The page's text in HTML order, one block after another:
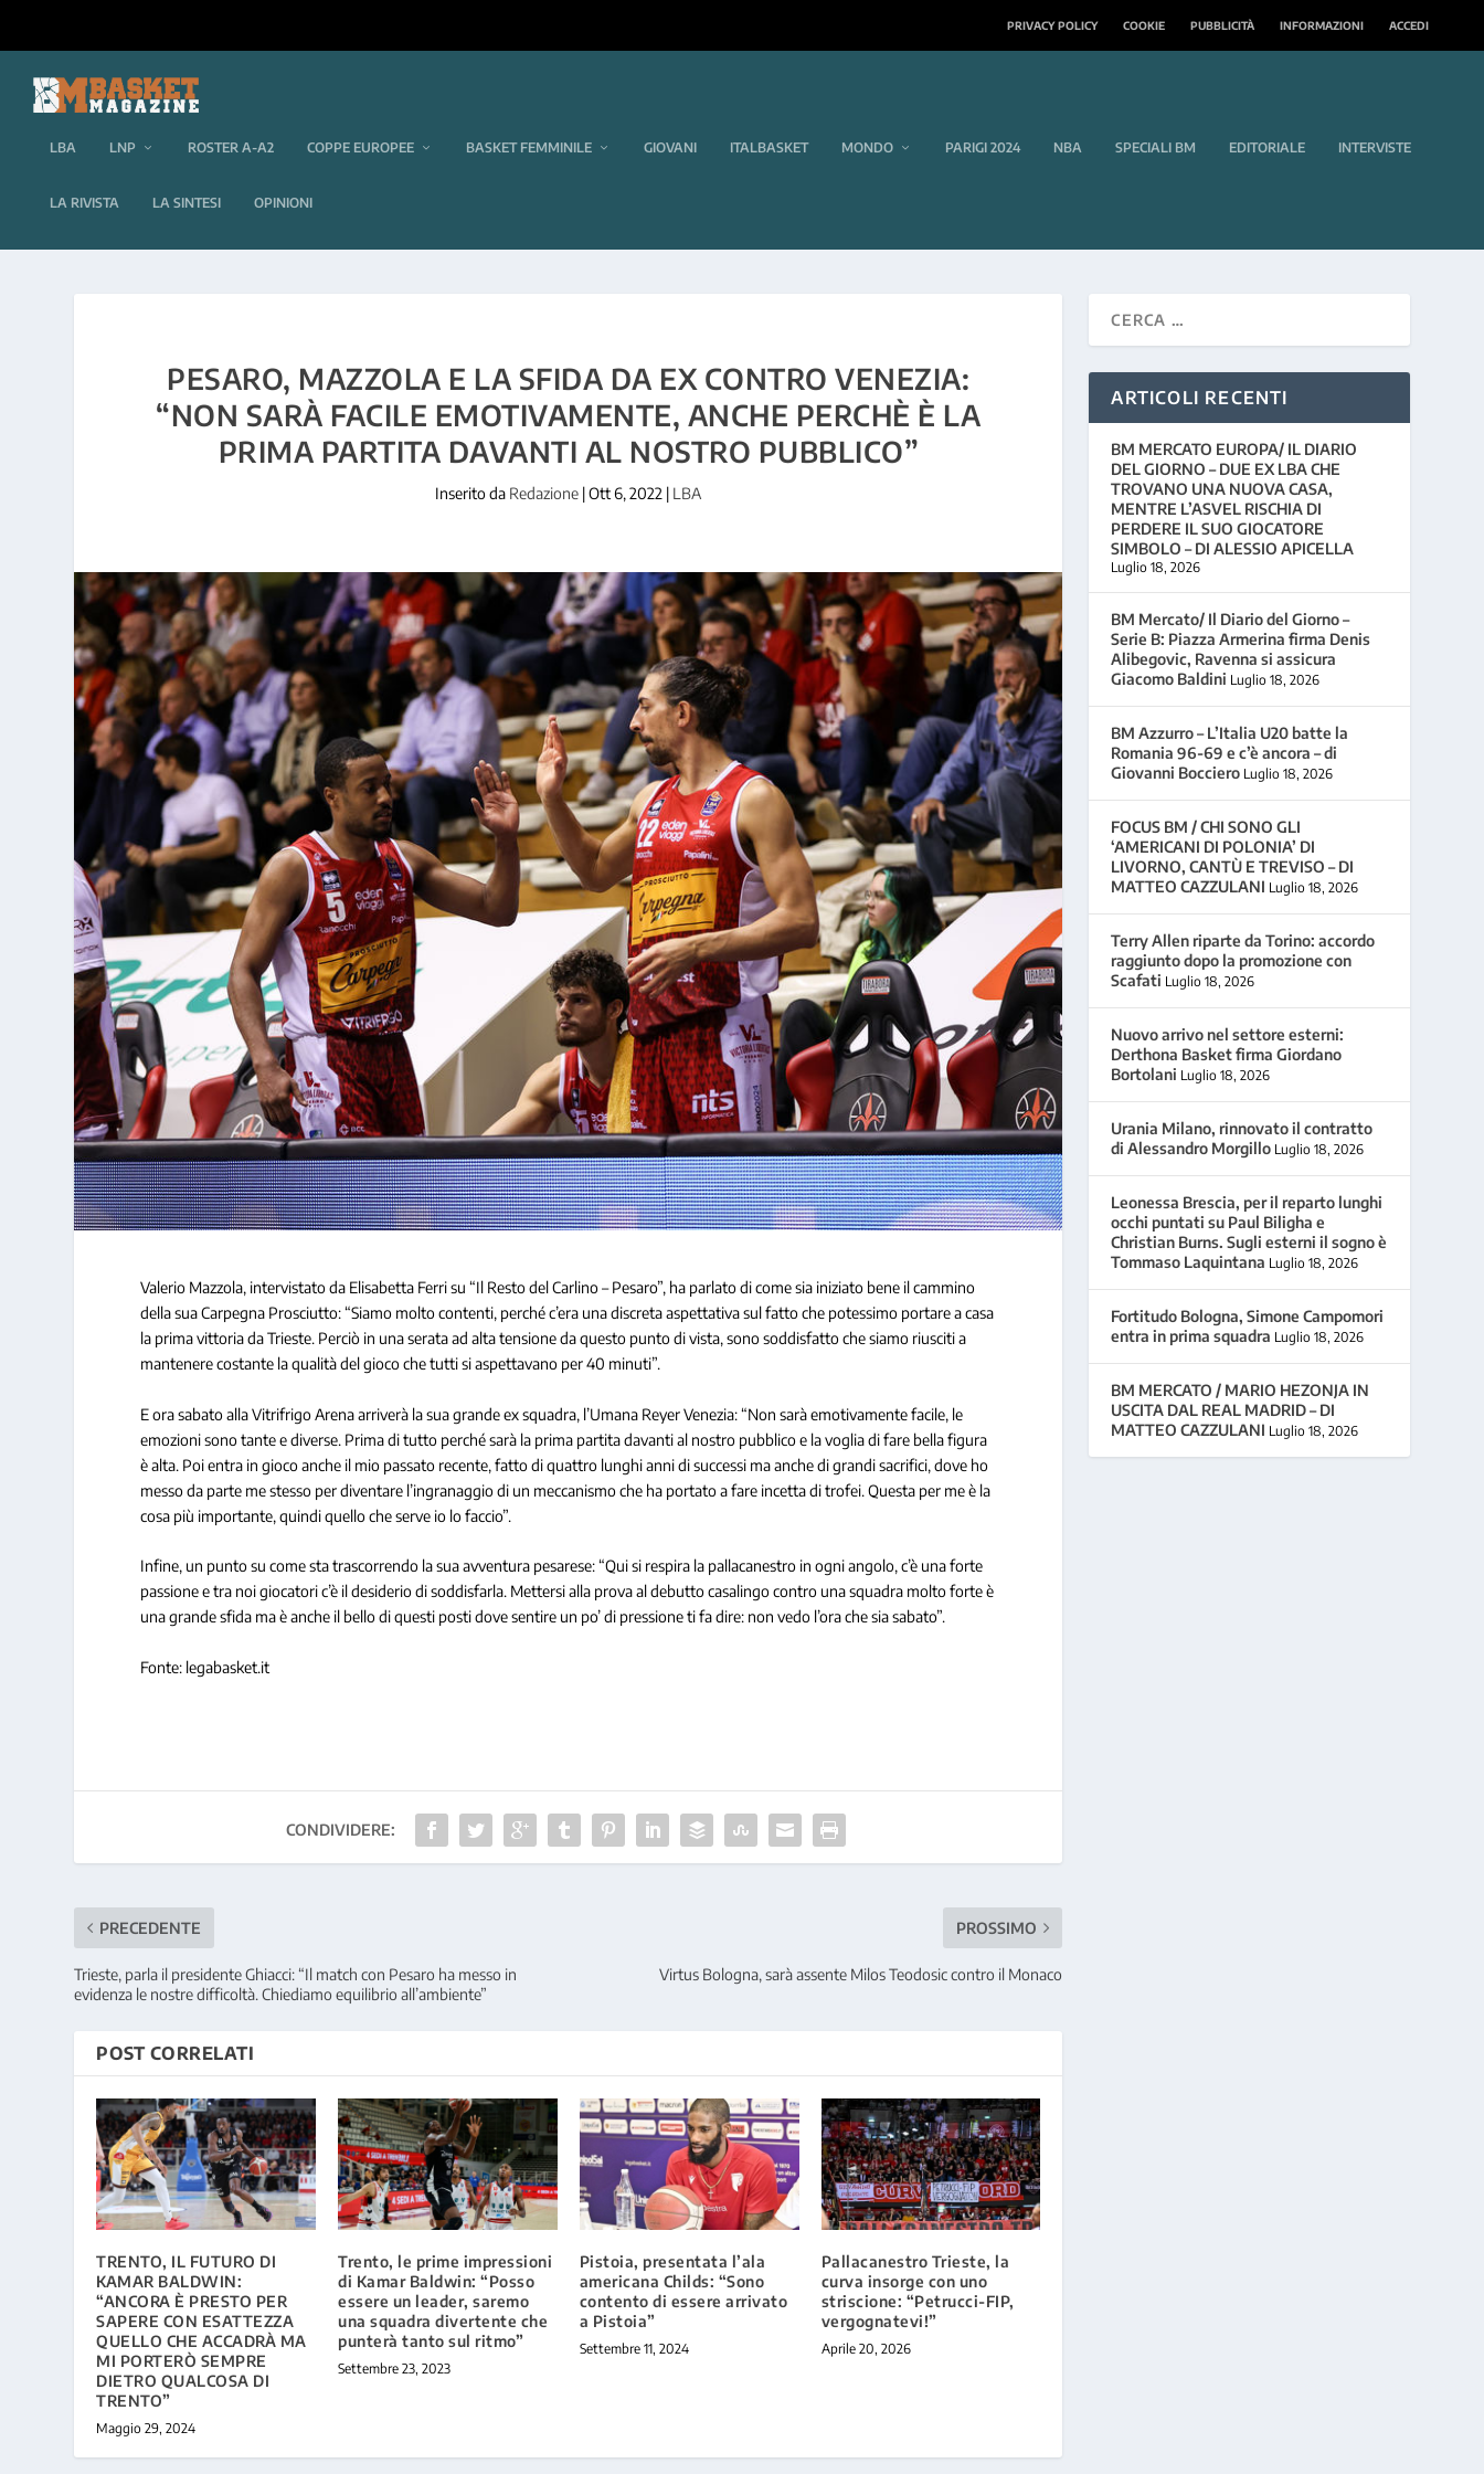
PRIVACY POLICY COOKIE PUBBLICITÀ INFORMAZIONI ACCEDI
LBA LNP ROSTER A-A2 COPPE EUROPEE BASKET FEMMINILE GIOVANI ITALBASKET MONDO PARIGI 2024 NBA SPECIALI BM EDITORIALE INTERVISTE
LA RIVISTA LA SINTESI OPINIONI
PESARO, MAZZOLA E LA SFIDA DA EX CONTRO VENEZIA:
“NON SARÀ FACILE EMOTIVAMENTE, ANCHE PERCHÈ È LA
PRIMA PARTITA DAVANTI AL NOSTRO PUBBLICO”
Inserito da Redazione |Ott 6, 2022 | LBA
Valerio Mazzola, intervistato da Elisabetta Ferri su “Il Resto del Carlino – Pesaro”, ha parlato di come sia iniziato bene il cammino
della sua Carpegna Prosciutto: “Siamo molto contenti, perché c’era una discreta aspettativa sul fatto che potessimo portare a casa
la prima vittoria da Trieste. Perciò in una serata ad alta tensione da questo punto di vista, sono soddisfatto che siamo riusciti a
mantenere costante la qualità del gioco che tutti si aspettavano per 40 minuti”.
E ora sabato alla Vitrifrigo Arena arriverà la sua grande ex squadra, l’Umana Reyer Venezia: “Non sarà emotivamente facile, le
emozioni sono tante e diverse. Prima di tutto perché sarà la prima partita davanti al nostro pubblico e la voglia di fare bella figura
è alta. Poi entra in gioco anche il mio passato recente, fatto di quattro lunghi anni di successi ma anche di grandi sacrifici, dove ho
messo da parte me stesso per diventare l’ingranaggio di un meccanismo che ha portato a fare incetta di trofei. Questa per me è la
cosa più importante, quindi quello che serve io lo faccio”.
Infine, un punto su come sta trascorrendo la sua avventura pesarese: “Qui si respira la pallacanestro in ogni angolo, c’è una forte
passione e tra noi giocatori c’è il desiderio di soddisfarla. Mettersi alla prova al debutto casalingo contro una squadra molto forte è
una grande sfida ma è anche il bello di questi posti dove sentire un po’ di pressione ti fa dire: non vedo l’ora che sia sabato”.
Fonte: legabasket.it
CONDIVIDERE:
PRECEDENTE
Trieste, parla il presidente Ghiacci: “Il match con Pesaro ha messo in
evidenza le nostre difficoltà. Chiediamo equilibrio all’ambiente”
PROSSIMO
Virtus Bologna, sarà assente Milos Teodosic contro il Monaco
POST CORRELATI
TRENTO, IL FUTURO DI
KAMAR BALDWIN:
“ANCORA È PRESTO PER
SAPERE CON ESATTEZZA
QUELLO CHE ACCADRÀ MA
MI PORTERÒ SEMPRE
DIETRO QUALCOSA DI
TRENTO”
Maggio 29, 2024
Trento, le prime impressioni
di Kamar Baldwin: “Posso
essere un leader, saremo
una squadra divertente che
punterà tanto sul ritmo”
Settembre 23, 2023
Pistoia, presentata l’ala
americana Childs: “Sono
contento di essere arrivato
a Pistoia”
Settembre 11, 2024
Pallacanestro Trieste, la
curva insorge con uno
striscione: “Petrucci-FIP,
vergognatevi!”
Aprile 20, 2026
ARTICOLI RECENTI
BM MERCATO EUROPA/ IL DIARIO
DEL GIORNO – DUE EX LBA CHE
TROVANO UNA NUOVA CASA,
MENTRE L’ASVEL RISCHIA DI
PERDERE IL SUO GIOCATORE
SIMBOLO – DI ALESSIO APICELLA
Luglio 18, 2026
BM Mercato/ Il Diario del Giorno –
Serie B: Piazza Armerina firma Denis
Alibegovic, Ravenna si assicura
Giacomo Baldini Luglio 18, 2026
BM Azzurro – L’Italia U20 batte la
Romania 96-69 e c’è ancora – di
Giovanni Bocciero Luglio 18, 2026
FOCUS BM / CHI SONO GLI
‘AMERICANI DI POLONIA’ DI
LIVORNO, CANTÙ E TREVISO – DI
MATTEO CAZZULANI Luglio 18, 2026
Terry Allen riparte da Torino: accordo
raggiunto dopo la promozione con
Scafati Luglio 18, 2026
Nuovo arrivo nel settore esterni:
Derthona Basket firma Giordano
Bortolani Luglio 18, 2026
Urania Milano, rinnovato il contratto
di Alessandro Morgillo Luglio 18, 2026
Leonessa Brescia, per il reparto lunghi
occhi puntati su Paul Biligha e
Christian Burns. Sugli esterni il sogno è
Tommaso Laquintana Luglio 18, 2026
Fortitudo Bologna, Simone Campomori
entra in prima squadra Luglio 18, 2026
BM MERCATO / MARIO HEZONJA IN
USCITA DAL REAL MADRID – DI
MATTEO CAZZULANI Luglio 18, 2026